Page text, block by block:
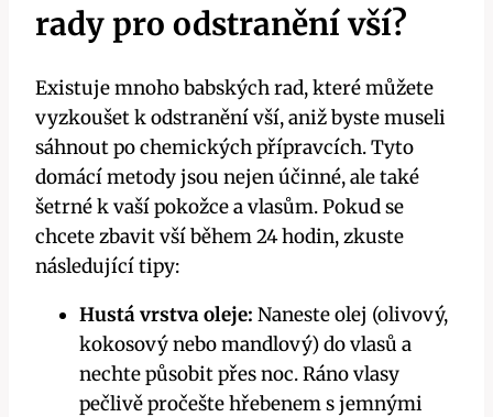
rady⁤ pro odstranění vší?
Existuje mnoho ​babských rad, které můžete
⁤vyzkoušet k odstranění vší, aniž byste museli
sáhnout⁢ po ⁣chemických přípravcích. Tyto
domácí metody​ jsou nejen ⁣účinné,‌ ale také
šetrné k vaší pokožce a ‌vlasům. Pokud se
chcete zbavit vší během 24 hodin, zkuste
následující tipy:
Hustá vrstva oleje: Naneste olej (olivový,
kokosový nebo mandlový) do vlasů a
nechte působit přes noc. Ráno vlasy
pečlivě pročešte hřebenem s jemnými